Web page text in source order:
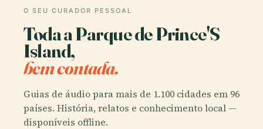
O SEU CURADOR PESSOAL
Toda a Parque de Prince'S
Island,
bem contada.
Guias de áudio para mais de 1.100 cidades em 96
países. História, relatos e conhecimento local —
disponíveis offline.